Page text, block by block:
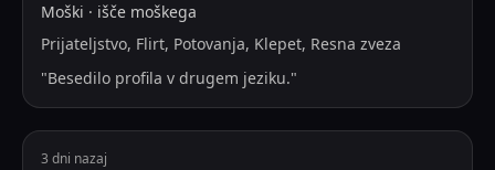
Moški · išče moškega
Prijateljstvo, Flirt, Potovanja, Klepet, Resna zveza
"Besedilo profila v drugem jeziku."
3 dni nazaj